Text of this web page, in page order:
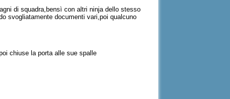
di squadra,bensì con altri ninja dello stesso
svogliatamente documenti vari,poi qualcuno
chiuse la porta alle sue spalle